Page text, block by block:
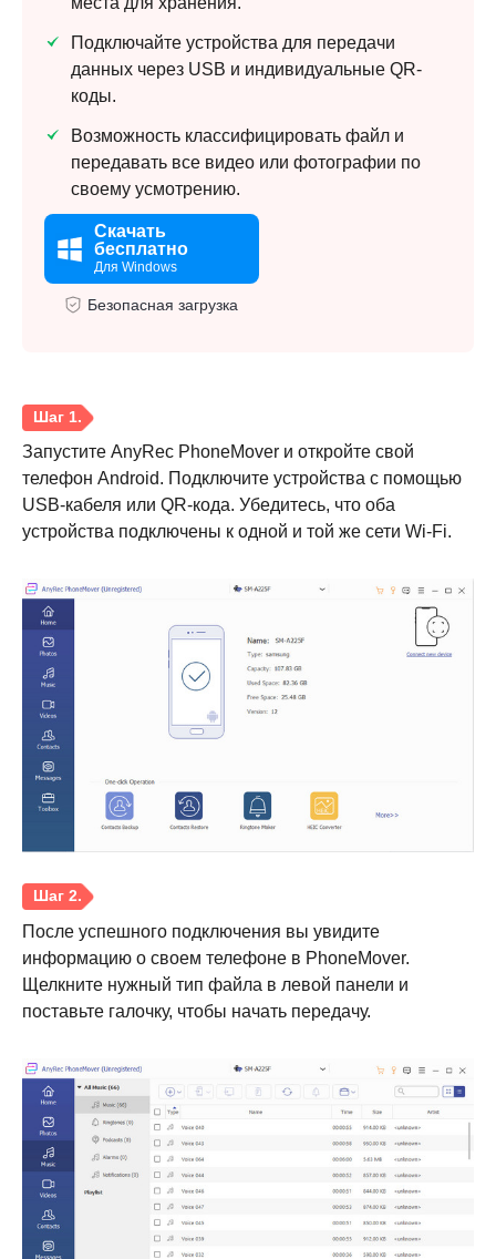
Подключайте устройства для передачи
данных через USB и индивидуальные QR-
коды.
Возможность классифицировать файл и
передавать все видео или фотографии по
своему усмотрению.
Скачать
бесплатно
Для Windows
Безопасная загрузка
Шаг 1.
Запустите AnyRec PhoneMover и откройте свой
телефон Android. Подключите устройства с помощью
USB-кабеля или QR-кода. Убедитесь, что оба
устройства подключены к одной и той же сети Wi-Fi.
После успешного подключения вы увидите
информацию о своем телефоне в PhoneMover.
Щелкните нужный тип файла в левой панели и
поставьте галочку, чтобы начать передачу.